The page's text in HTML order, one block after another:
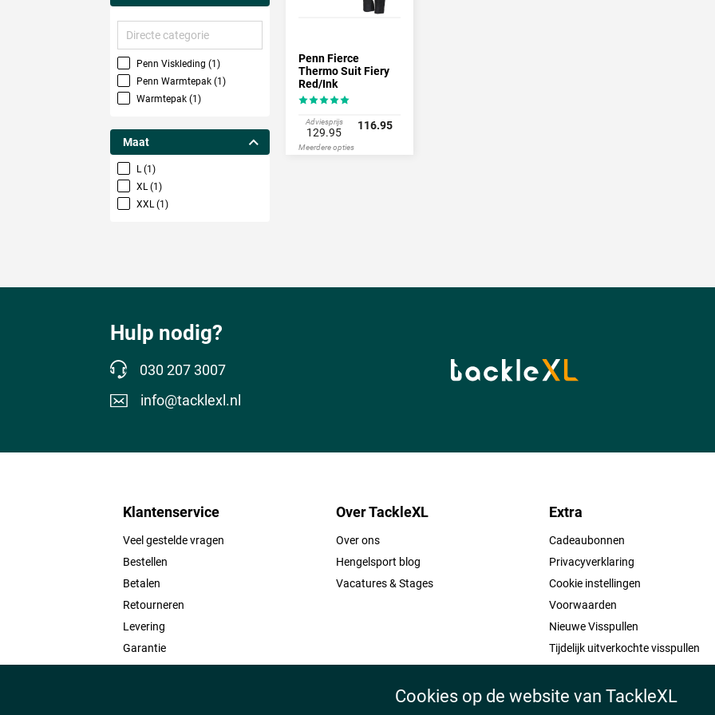
categorie
Penn Viskleding (1)
Penn Warmtepak (1)
Warmtepak (1)
Maat
L (1)
XL (1)
XXL (1)
Penn Fierce
Thermo Suit Fiery
Red/Ink
Adviesprijs
129.95
116.95
Meerdere opties
Hulp nodig?
030 207 3007
info@tacklexl.nl
Klantenservice
Veel gestelde vragen
Bestellen
Betalen
Retourneren
Levering
Garantie
Over TackleXL
Over ons
Hengelsport blog
Vacatures & Stages
Extra
Cadeaubonnen
Privacyverklaring
Cookie instellingen
Voorwaarden
Nieuwe Visspullen
Tijdelijk uitverkochte visspullen
Cookies op de website van TackleXL